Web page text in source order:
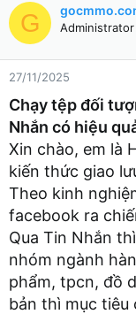
s
t
a
t
r
i
G Administrator
27/11/2025
Chạy tệp đối
Nhắn có hiệu
Xin chào, em là
kiến thức giao
Theo kinh
facebook ra
Qua Tin Nhắn
nhóm ngành
phẩm, tpcn, đồ
bản thì mục tiêu